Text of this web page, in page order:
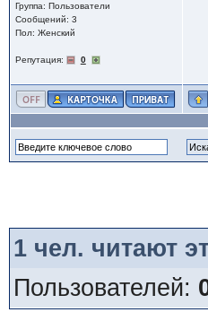
Группа: Пользователи
Сообщений: 3
Пол: Женский
Репутация: 0
1чел. читают
Пользователей: